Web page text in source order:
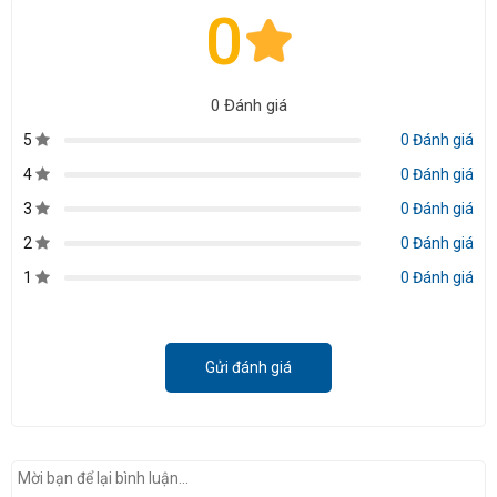
0
0 Đánh giá
5
0 Đánh giá
4
0 Đánh giá
3
0 Đánh giá
2
0 Đánh giá
1
0 Đánh giá
Gửi đánh giá